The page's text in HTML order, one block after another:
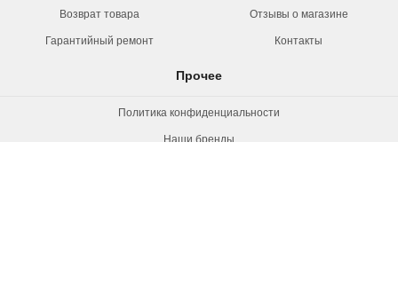
Возврат товара
Гарантийный ремонт
Отзывы о магазине
Контакты
Прочее
Политика конфиденциальности
Наши бренды